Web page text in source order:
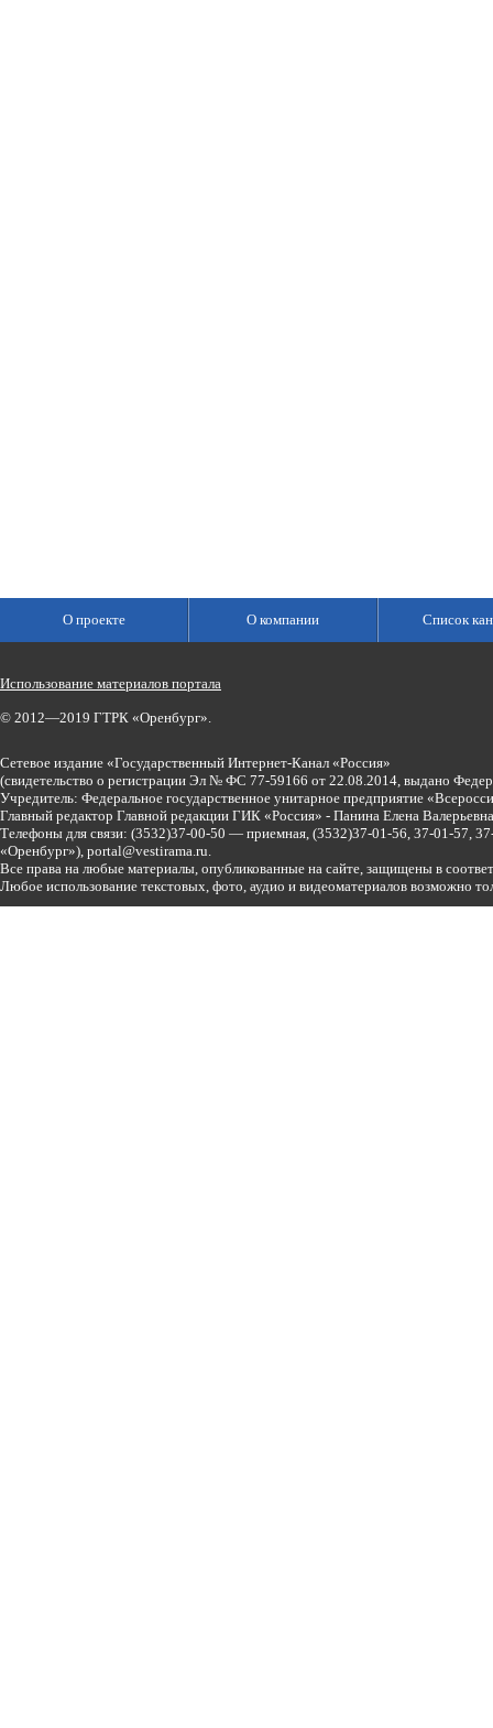
О проекте О компании Список
Использование материалов портала
© 2012—2019 ГТРК «Оренбург».
Сетевое издание «Государственный Интернет-Канал «Россия»
(свидетельство о регистрации Эл № ФС 77-59166 от 22.08.2014, выдано
Учредитель: Федеральное государственное унитарное предприятие
Главный редактор Главной редакции ГИК «Россия» - Панина Елена
Телефоны для связи: (3532)37-00-50 — приемная, (3532)37-01-56, 37-01-57,
«Оренбург»), portal@vestirama.ru.
Все права на любые материалы, опубликованные на сайте, защищены в
Любое использование текстовых, фото, аудио и видеоматериалов возможно